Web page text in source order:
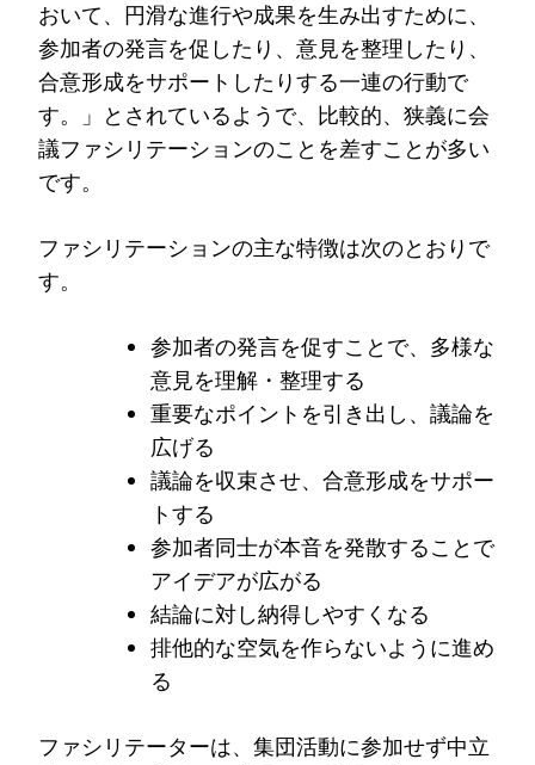
おいて、円滑な進行や成果を生み出すために、
参加者の発言を促したり、意見を整理したり、
合意形成をサポートしたりする一連の行動で
す。」とされているようで、比較的、狭義に会
議ファシリテーションのことを差すことが多い
です。
ファシリテーションの主な特徴は次のとおりで
す。
参加者の発言を促すことで、多様な
意見を理解・整理する
重要なポイントを引き出し、議論を
広げる
議論を収束させ、合意形成をサポー
トする
参加者同士が本音を発散することで
アイデアが広がる
結論に対し納得しやすくなる
排他的な空気を作らないように進め
る
ファシリテーターは、集団活動に参加せず中立